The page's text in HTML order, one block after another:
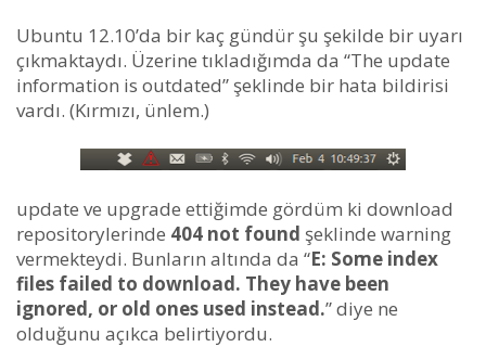
Ubuntu 12.10’da bir kaç gündür şu şekilde bir uyarı
çıkmaktaydı. Üzerine tıkladığımda da “The update
information is outdated” şeklinde bir hata bildirisi
vardı. (Kırmızı, ünlem.)
update ve upgrade ettiğimde gördüm ki download
repositorylerinde 404 not found şeklinde warning
vermekteydi. Bunların altında da “E: Some index
files failed to download. They have been
ignored, or old ones used instead.” diye ne
olduğunu açıkca belirtiyordu.